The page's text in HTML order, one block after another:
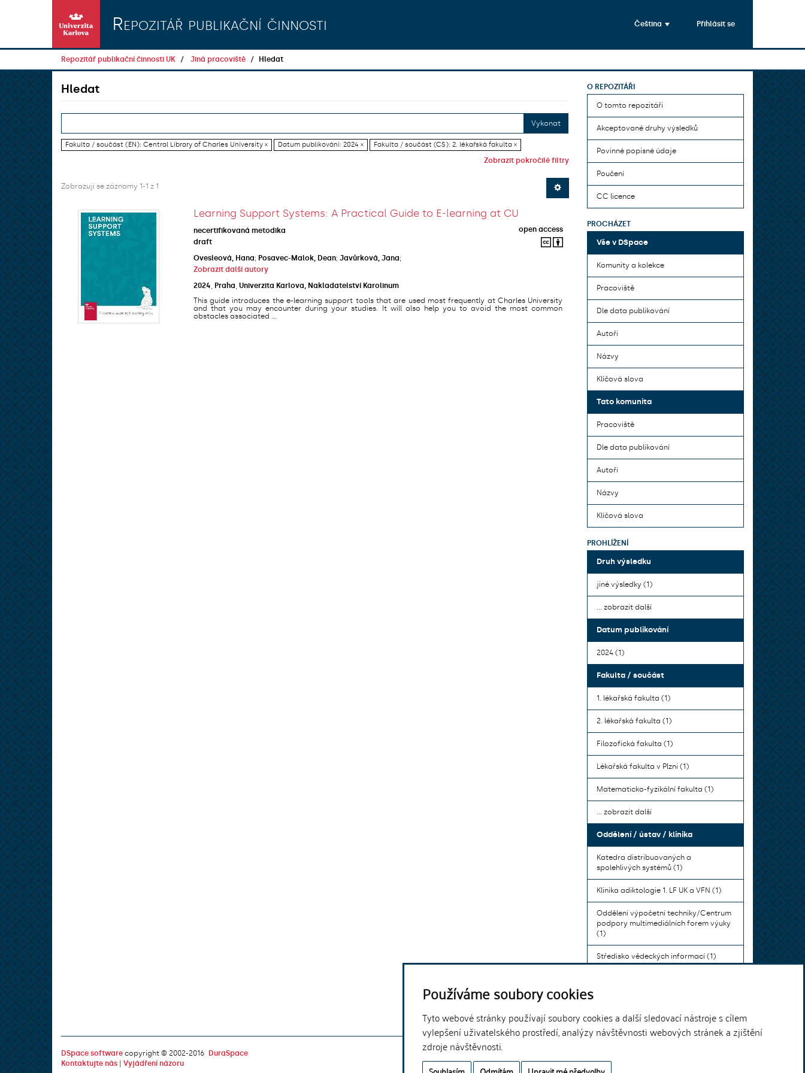
Používáme soubory cookies
Tyto webové stránky používají soubory cookies a další sledovací nástroje s cílem
vylepšení uživatelského prostředí, analýzy návštěvnosti webových stránek a zjištění
zdroje návštěvnosti.
Repozitář publikační činnosti Čeština Přihlásit se
Repozitář publikační činnosti UK Jiná pracoviště Hledat
Hledat
Vykonat
Fakulta / součást (EN): Central Library of Charles University × Datum publikování: 2024 × Fakulta / součást (CS): 2. lékařská fakulta ×
Zobrazit pokročilé filtry
Zobrazují se záznamy 1-1 z 1
Learning Support Systems: A Practical Guide to E-learning at CU
necertifikovaná metodika
open access
draft
Ovesleová, Hana; Posavec-Malok, Dean; Javůrková, Jana;
Zobrazit další autory
2024
Praha Univerzita Karlova, Nakladatelství Karolinum
This guide introduces the e-learning support tools that are used most frequently at Charles University
and that you may encounter during your studies. It will also help you to avoid the most common
obstacles associated ...
O REPOZITÁŘI
O tomto repozitáři
Akceptované druhy výsledků
Povinné popisné údaje
Poučení
CC licence
PROCHÁZET
Vše v DSpace
Komunity a kolekce
Pracoviště
Dle data publikování
Autoři
Názvy
Klíčová slova
Tato komunita
Pracoviště
Dle data publikování
Autoři
Názvy
Klíčová slova
PROHLÍŽENÍ
Druh výsledku
jiné výsledky (1)
... zobrazit další
Datum publikování
2024 (1)
Fakulta / součást
1. lékařská fakulta (1)
2. lékařská fakulta (1)
Filozofická fakulta (1)
Lékařská fakulta v Plzni (1)
Matematicko-fyzikální fakulta (1)
... zobrazit další
Oddělení / ústav / klinika
Katedra distribuovaných a
spolehlivých systémů (1)
Klinika adiktologie 1. LF UK a VFN (1)
Oddělení výpočetní techniky/Centrum
podpory multimediálních forem výuky
(1)
Středisko vědeckých informací (1)
DSpace software copyright © 2002-2016
DuraSpace
Kontaktujte nás
Vyjádření názoru